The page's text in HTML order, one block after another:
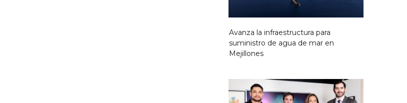
Avanza la infraestructura para
suministro de agua de mar en
Mejillones